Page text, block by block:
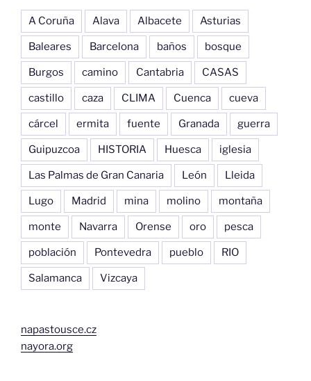
A Coruña Alava Albacete Asturias
Baleares Barcelona baños bosque
Burgos camino Cantabria CASAS
castillo caza CLIMA Cuenca cueva
cárcel ermita fuente Granada guerra
Guipuzcoa HISTORIA Huesca iglesia
Las Palmas de Gran Canaria León Lleida
Lugo Madrid mina molino montaña
monte Navarra Orense oro pesca
población Pontevedra pueblo RIO
Salamanca Vizcaya
napastousce.cz
nayora.org